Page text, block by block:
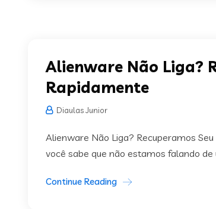
Alienware Não Liga?
Rapidamente
Diaulas Junior
Alienware Não Liga? Recuperamos
você sabe que não estamos falando
Continue Reading